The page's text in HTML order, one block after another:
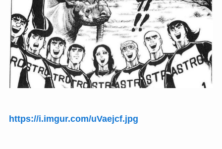
https://i.imgur.com/uVaejcf.jpg